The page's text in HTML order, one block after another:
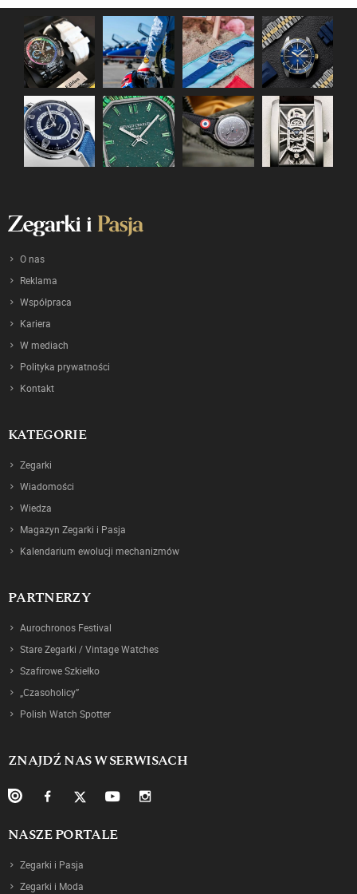
O nas
Reklama
Współpraca
Kariera
W mediach
Polityka prywatności
Kontakt
KATEGORIE
Zegarki
Wiadomości
Wiedza
Magazyn Zegarki i Pasja
Kalendarium ewolucji mechanizmów
PARTNERZY
Aurochronos Festival
Stare Zegarki / Vintage Watches
Szafirowe Szkiełko
„Czasoholicy”
Polish Watch Spotter
ZNAJDŹ NAS W SERWISACH
NASZE PORTALE
Zegarki i Pasja
Zegarki i Moda